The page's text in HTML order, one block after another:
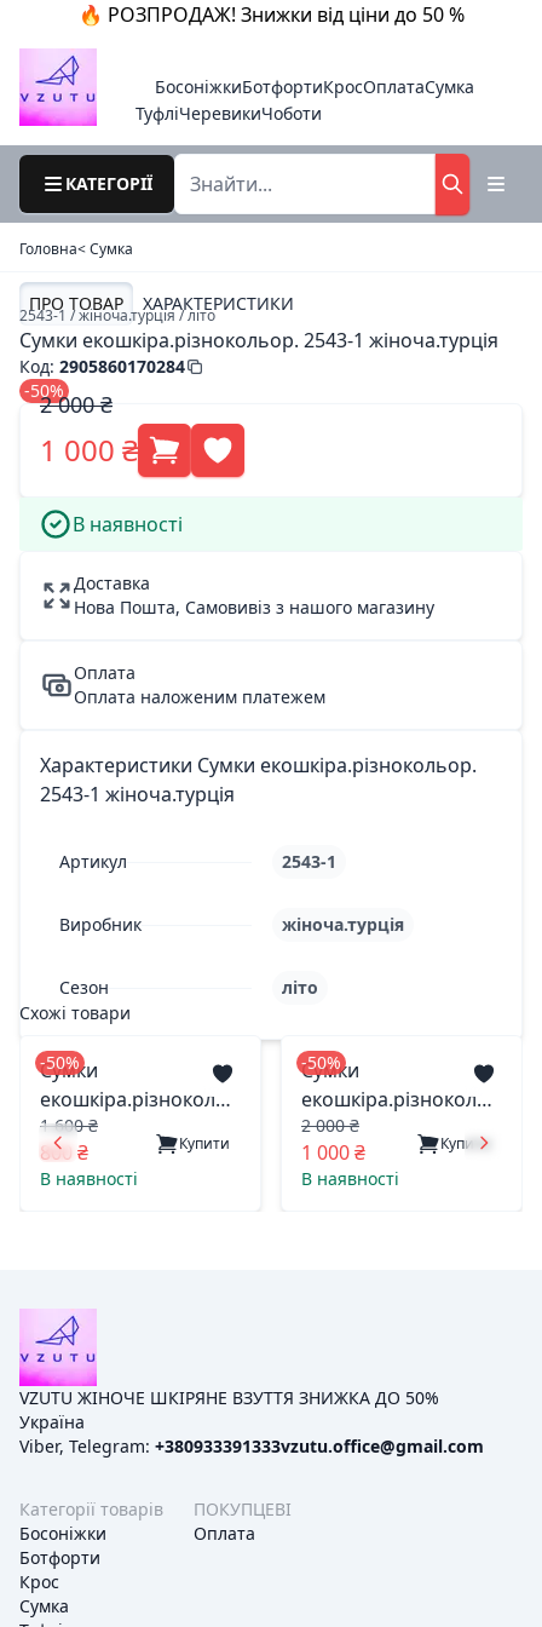
🔥 РОЗПРОДАЖ! Знижки від ціни до 50 %
БосоніжкиБотфортиКросОплатаСумка
ТуфліЧеревикиЧоботи
КАТЕГОРІЇ
Головна< Cумка
ПРО ТОВАР ХАРАКТЕРИСТИКИ
2543-1 / жіноча.турція / літо
Сумки екошкіра.різнокольор. 2543-1 жіноча.турція
Код: 2905860170284
-50%
2 000 ₴
1 000 ₴
В наявності
Доставка
Нова Пошта, Самовивіз з нашого магазину
Оплата
Оплата наложеним платежем
Характеристики Сумки екошкіра.різнокольор.
2543-1 жіноча.турція
Артикул 2543-1
Виробник жіноча.турція
Сезон
літо
Схожі товари
-50%
Сумки
екошкіра.різнокольор.
2813 жіноча китай
1 600 ₴
800 ₴ Купити
В наявності
-50%
Сумки
екошкіра.різнокольор.
5373 жіноча китай
2 000 ₴
1 000 ₴ Купити
В наявності
VZUTU ЖІНОЧЕ ШКІРЯНЕ ВЗУТТЯ ЗНИЖКА ДО 50%
Україна
Viber, Telegram: +380933391333vzutu.office@gmail.com
Категорії товарів
Босоніжки
Ботфорти
Крос
Сумка
ПОКУПЦЕВІ
Оплата